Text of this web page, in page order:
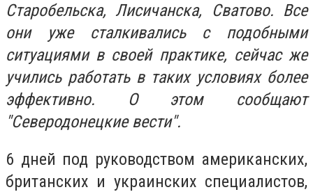
Старобельска, Лисичанска, Сватово. Все
они уже сталкивались с подобными
ситуациями в своей практике, сейчас же
учились работать в таких условиях более
эффективно. О этом сообщают
"Северодонецкие вести".
6 дней под руководством американских,
британских и украинских специалистов,